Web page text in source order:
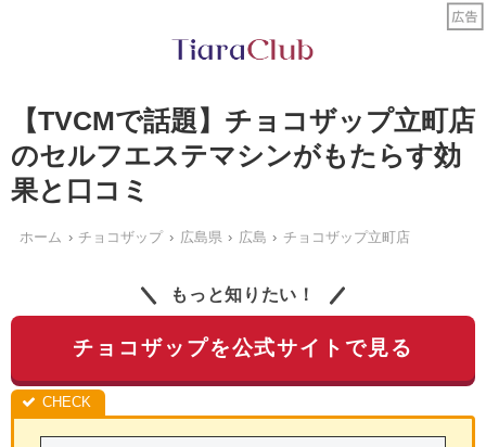
【TVCMで話題】チョコザップ立町店
のセルフエステマシンがもたらす効
果と口コミ
ホーム チョコザップ 広島県 広島 チョコザップ立町店
もっと知りたい！
チョコザップを公式サイトで見る